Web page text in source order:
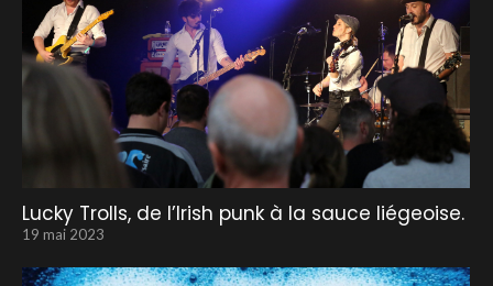
Lucky Trolls, de l’Irish punk à la sauce liégeoise.
19 mai 2023